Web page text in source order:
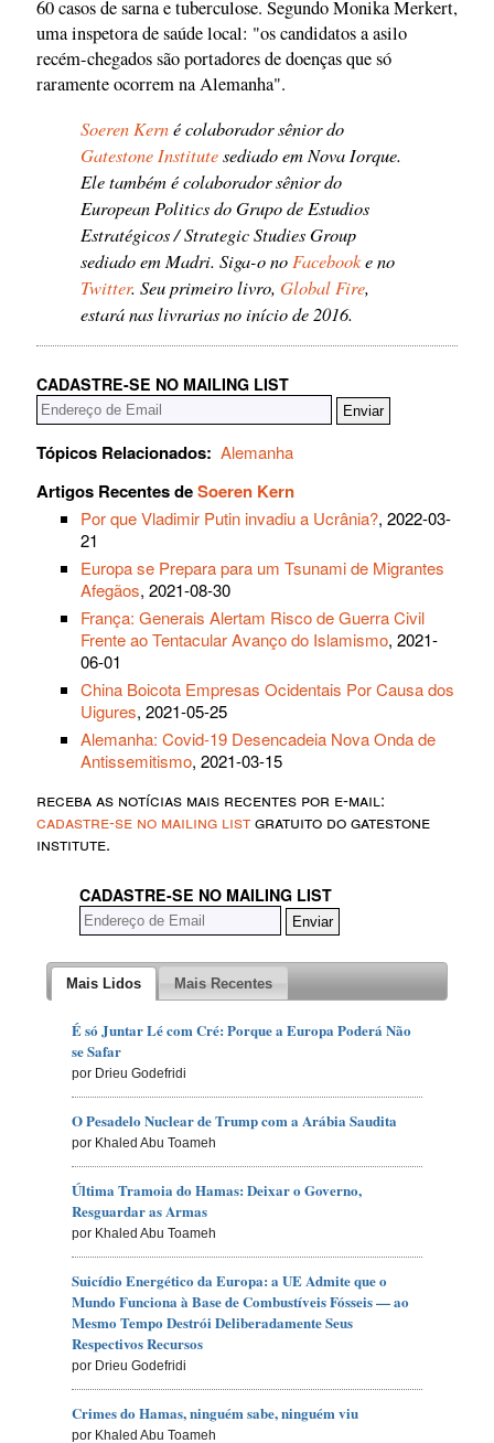
60 casos de sarna e tuberculose. Segundo Monika Merkert,
uma inspetora de saúde local: "os candidatos a asilo
recém-chegados são portadores de doenças que só
raramente ocorrem na Alemanha".
Soeren Kerné colaborador sênior do
Gatestone Institutesediado em Nova Iorque.
Ele também é colaborador sênior do
European Politics do Grupo de Estudios
Estratégicos / Strategic Studies Group
sediado em Madri. Siga-o no Facebooke no
Twitter. Seu primeiro livro, Global Fire,
estará nas livrarias no início de 2016.
CADASTRE-SE NO MAILING LIST
Tópicos Relacionados: Alemanha
Artigos Recentes deSoeren Kern
Por que Vladimir Putin invadiu a Ucrânia?, 2022-03-
21
Europa se Prepara para um Tsunami de Migrantes
Afegãos, 2021-08-30
França: Generais Alertam Risco de Guerra Civil
Frente ao Tentacular Avanço do Islamismo, 2021-
06-01
China Boicota Empresas Ocidentais Por Causa dos
Uigures, 2021-05-25
Alemanha: Covid-19 Desencadeia Nova Onda de
Antissemitismo, 2021-03-15
receba as notícias mais recentes por e-mail:
cadastre-se no mailing listgratuito do gatestone
institute.
CADASTRE-SE NO MAILING LIST
Mais Lidos Mais Recentes
É só Juntar Lé com Cré: Porque a Europa Poderá Não
se Safar
por Drieu Godefridi
O Pesadelo Nuclear de Trump com a Arábia Saudita
por Khaled Abu Toameh
Última Tramoia do Hamas: Deixar o Governo,
Resguardar as Armas
por Khaled Abu Toameh
Suicídio Energético da Europa: a UE Admite que o
Mundo Funciona à Base de Combustíveis Fósseis — ao
Mesmo Tempo Destrói Deliberadamente Seus
Respectivos Recursos
por Drieu Godefridi
Crimes do Hamas, ninguém sabe, ninguém viu
por Khaled Abu Toameh